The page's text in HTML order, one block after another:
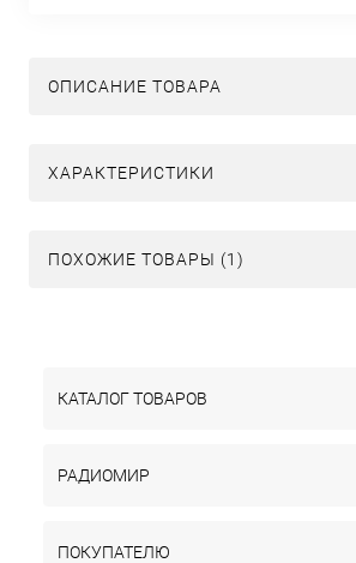
ОПИСАНИЕ ТОВАРА
ХАРАКТЕРИСТИКИ
ПОХОЖИЕ ТОВАРЫ (1)
КАТАЛОГ ТОВАРОВ
РАДИОМИР
ПОКУПАТЕЛЮ